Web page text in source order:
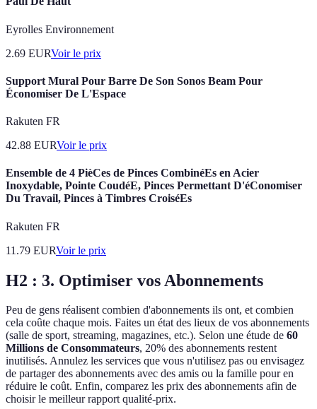
Eyrolles Environnement
2.69 EURVoir le prix
Support Mural Pour Barre De Son Sonos Beam Pour
Économiser De L'Espace
Rakuten FR
42.88 EURVoir le prix
Ensemble de 4 PièCes de Pinces CombinéEs en Acier
Inoxydable, Pointe CoudéE, Pinces Permettant D'éConomiser
Du Travail, Pinces à Timbres CroiséEs
Rakuten FR
11.79 EURVoir le prix
H2 : 3. Optimiser vos Abonnements
Peu de gens réalisent combien d'abonnements ils ont, et combien
cela coûte chaque mois. Faites un état des lieux de vos abonnements
(salle de sport, streaming, magazines, etc.). Selon une étude de 60
Millions de Consommateurs, 20% des abonnements restent
inutilisés. Annulez les services que vous n'utilisez pas ou envisagez
de partager des abonnements avec des amis ou la famille pour en
réduire le coût. Enfin, comparez les prix des abonnements afin de
choisir le meilleur rapport qualité-prix.